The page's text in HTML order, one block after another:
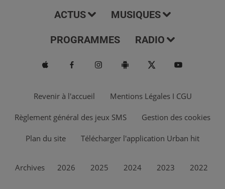
ACTUS MUSIQUES
PROGRAMMES RADIO
Revenir à l'accueil Mentions Légales I CGU
Règlement général des jeux SMS Gestion des cookies
Plan du site Télécharger l'application Urban hit
Archives 2026 2025 2024 2023 2022